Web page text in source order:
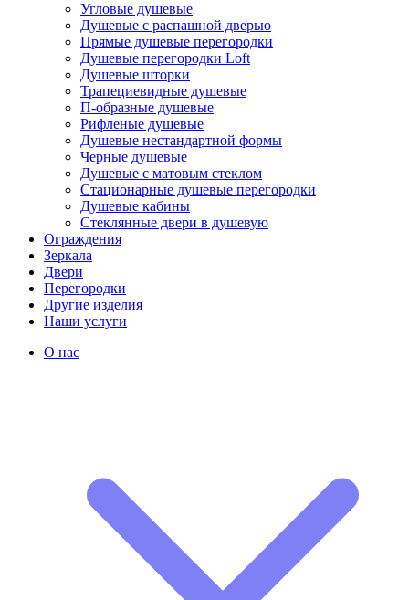
Угловые душевые
Душевые с распашной дверью
Прямые душевые перегородки
Душевые перегородки Loft
Душевые шторки
Трапециевидные душевые
П-образные душевые
Рифленые душевые
Душевые нестандартной формы
Черные душевые
Душевые с матовым стеклом
Стационарные душевые перегородки
Душевые кабины
Стеклянные двери в душевую
Ограждения
Зеркала
Двери
Перегородки
Другие изделия
Наши услуги
О нас